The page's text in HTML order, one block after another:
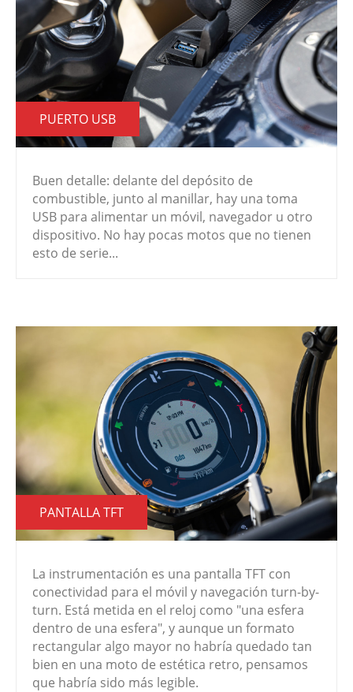
PUERTO USB
Buen detalle: delante del depósito de
combustible, junto al manillar, hay una toma
USB para alimentar un móvil, navegador u otro
dispositivo. No hay pocas motos que no tienen
esto de serie...
PANTALLA TFT
La instrumentación es una pantalla TFT con
conectividad para el móvil y navegación turn-by-
turn. Está metida en el reloj como "una esfera
dentro de una esfera", y aunque un formato
rectangular algo mayor no habría quedado tan
bien en una moto de estética retro, pensamos
que habría sido más legible.